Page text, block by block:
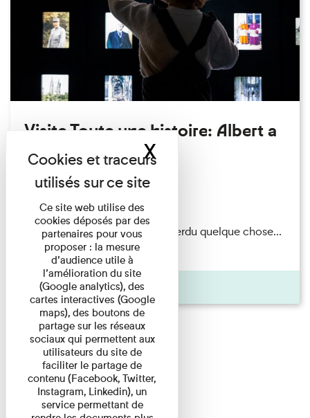
Visite Toute une histoire: Albert a
perdu son chapeau!
Exposition permanente
Du 15/08/2026 au 15/08/2026
Il semblerait qu’Albert Kahn a perdu quelque chose...
Accompagnés d’une ...
Agenda
Ce site web utilise des
cookies déposés par des
partenaires pour vous
proposer : la mesure
d’audience utile à
l’amélioration du site
(Google analytics), des
cartes interactives (Google
maps), des boutons de
partage sur les réseaux
sociaux qui permettent aux
utilisateurs du site de
faciliter le partage de
contenu (Facebook, Twitter,
Instagram, Linkedin), un
service permettant de
XMasquer le